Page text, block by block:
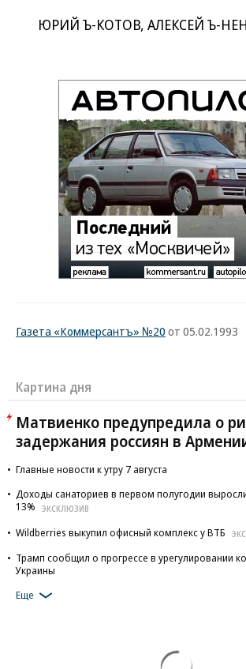
ЮРИЙ Ъ-КОТОВ, АЛЕКСЕЙ Ъ-
Газета «Коммерсантъ» №20 от 05.02.1993
Картина дня
Матвиенко предупредила о
задержания россиян в
Главные новости к утру 7 августа
Доходы санаториев в первом полугодии
13%
ЭКСКЛЮЗИВ
Wildberries выкупил офисный комплекс у ВТБ
Трамп сообщил о прогрессе в урегулировании
Украины
Еще